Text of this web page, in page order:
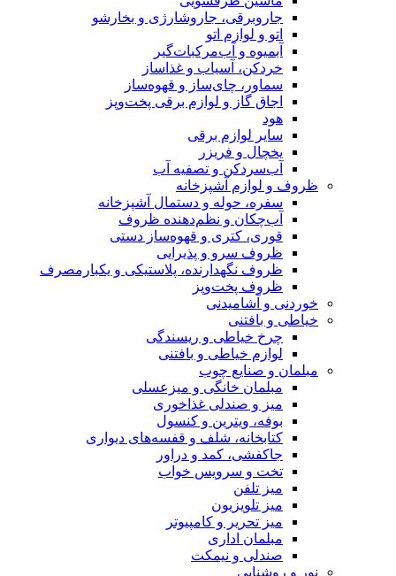
جاروبرقی، جاروشارژی و بخارشو
اتو و لوازم اتو
آبمیوه و آب‌مرکبات‌گیر
خردکن، آسیاب و غذاساز
سماور، چای‌ساز و قهوه‌ساز
اجاق گاز و لوازم برقی پخت‌وپز
هود
سایر لوازم برقی
یخچال و فریزر
آب‌سردکن و تصفیه آب
ظروف و لوازم آشپزخانه
سفره، حوله و دستمال آشپزخانه
آب‌چکان و نظم‌دهنده ظروف
قوری، کتری و قهوه‌ساز دستی
ظروف سرو و پذیرایی
ظروف نگهدارنده، پلاستیکی و یکبارمصرف
ظروف پخت‌وپز
خوردنی و آشامیدنی
خیاطی و بافتنی
چرخ خیاطی و ریسندگی
لوازم خیاطی و بافتنی
مبلمان و صنایع چوب
مبلمان خانگی و میزعسلی
میز و صندلی غذاخوری
بوفه، ویترین و کنسول
کتابخانه، شلف و قفسه‌های دیواری
جاکفشی، کمد و دراور
تخت و سرویس خواب
میز تلفن
میز تلویزیون
میز تحریر و کامپیوتر
مبلمان اداری
صندلی و نیمکت
نور و روشنایی